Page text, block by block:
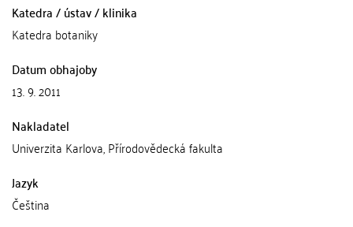
Katedra / ústav / klinika
Katedra botaniky
Datum obhajoby
13. 9. 2011
Nakladatel
Univerzita Karlova, Přírodovědecká fakulta
Jazyk
Čeština